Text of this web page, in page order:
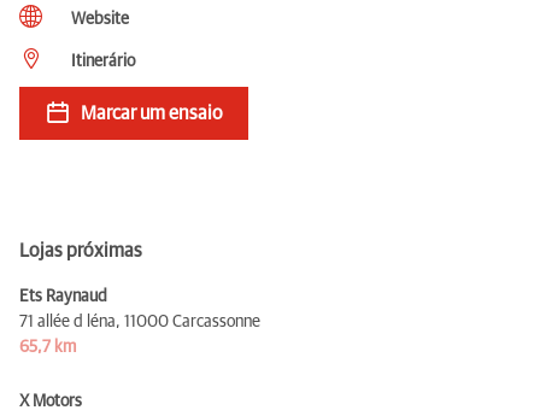
Website
Itinerário
Marcar um ensaio
Lojas próximas
Ets Raynaud
71 allée d léna, 11000 Carcassonne
65,7 km
X Motors